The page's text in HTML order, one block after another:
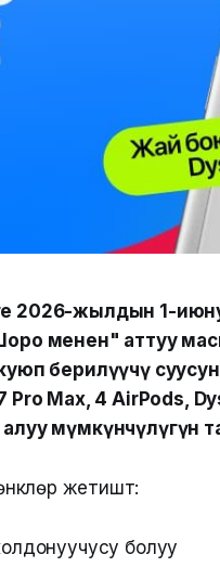
2026-жылдын 1-
менен" аттуу
берилүүчү
Max, 4 AirPods,
мүмкүнчүлүгүн
жетиштүү:
болуу